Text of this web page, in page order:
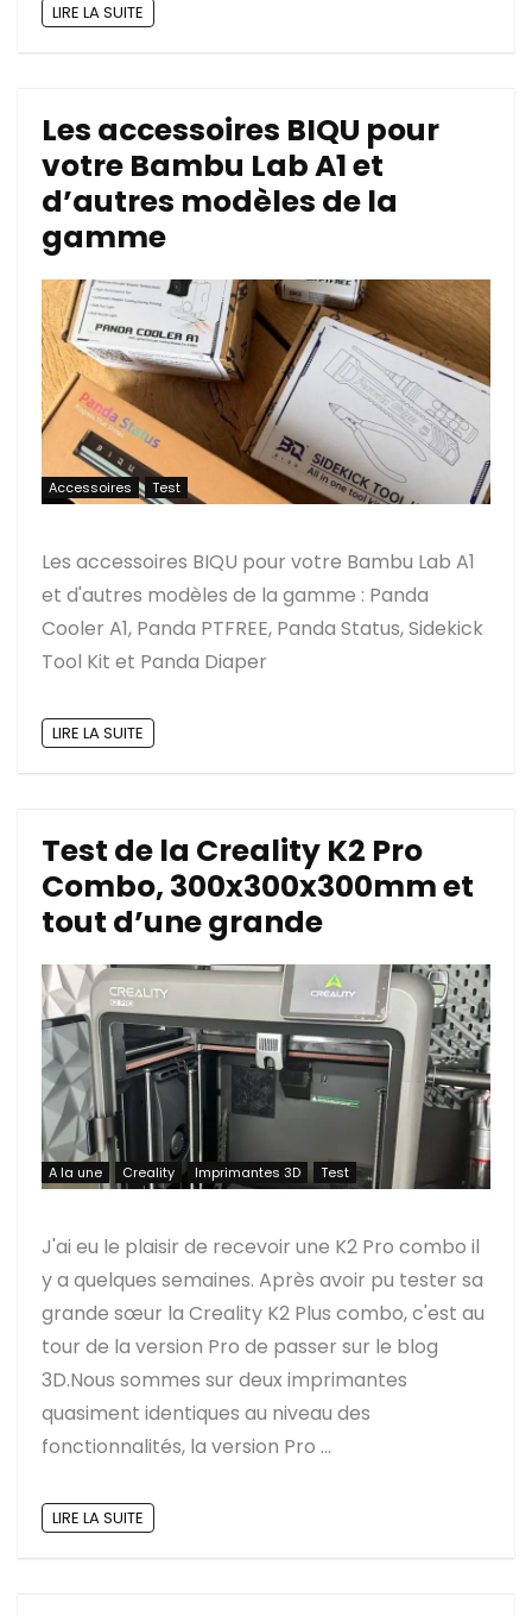
LIRE LA SUITE
Les accessoires BIQU pour
votre Bambu Lab A1 et
d’autres modèles de la
gamme
Accessoires Test
Les accessoires BIQU pour votre Bambu Lab A1
et d'autres modèles de la gamme : Panda
Cooler A1, Panda PTFREE, Panda Status, Sidekick
Tool Kit et Panda Diaper
LIRE LA SUITE
Test de la Creality K2 Pro
Combo, 300x300x300mm et
tout d’une grande
A la une Creality Imprimantes 3D Test
J'ai eu le plaisir de recevoir une K2 Pro combo il
y a quelques semaines. Après avoir pu tester sa
grande sœur la Creality K2 Plus combo, c'est au
tour de la version Pro de passer sur le blog
3D.Nous sommes sur deux imprimantes
quasiment identiques au niveau des
fonctionnalités, la version Pro ...
LIRE LA SUITE